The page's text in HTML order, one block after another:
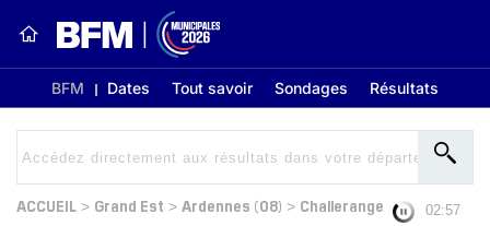
BFM Dates Tout savoir Sondages Résultats
ACCUEIL > Grand Est > Ardennes (08) > Challerange 02:56